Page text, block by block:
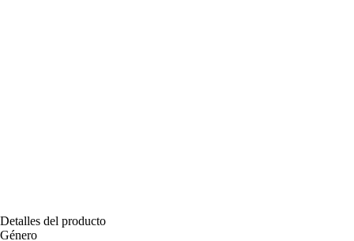
Detalles del producto
Género